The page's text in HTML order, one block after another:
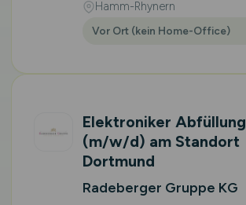
Hamm-Rhynern
Vor Ort (kein Home-Office)
Elektroniker Abfüllung
(m/w/d) am Standort
Dortmund
Radeberger Gruppe KG